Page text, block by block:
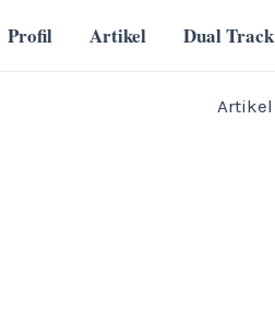
Profil Artikel Dual Track
Artikel